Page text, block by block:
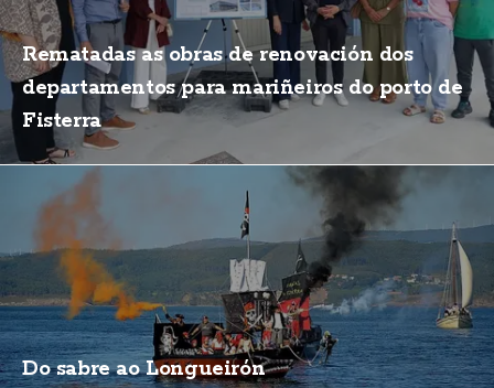
Rematadas as obras de renovación dos
departamentos para mariñeiros do porto de
Fisterra
Do sabre ao Longueirón